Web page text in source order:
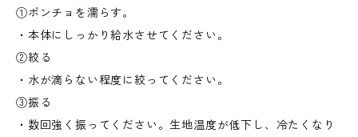
①ポンチョを濡らす。
・本体にしっかり給水させてください。
②絞る
・水が滴らない程度に絞ってください。
③振る
・数回強く振ってください。生地温度が低下し、冷たくなり